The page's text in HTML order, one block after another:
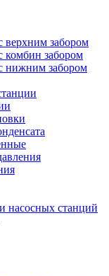
верхним забором
комбин забором
нижним забором
насосных станций